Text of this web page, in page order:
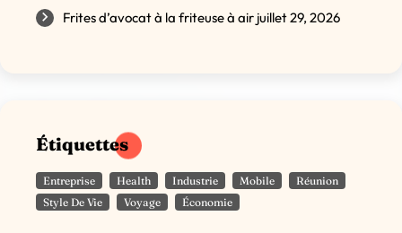
Frites d’avocat à la friteuse à air juillet 29, 2026
Étiquettes
Entreprise Health Industrie Mobile
Réunion
Style De Vie
Voyage Économie